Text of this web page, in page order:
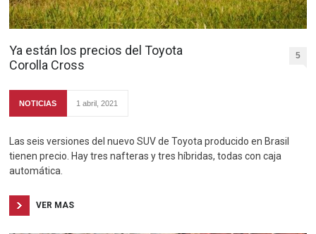
Ya están los precios del Toyota
Corolla Cross
5
NOTICIAS 1 abril, 2021
Las seis versiones del nuevo SUV de Toyota producido en Brasil
tienen precio. Hay tres nafteras y tres híbridas, todas con caja
automática.
VER MAS